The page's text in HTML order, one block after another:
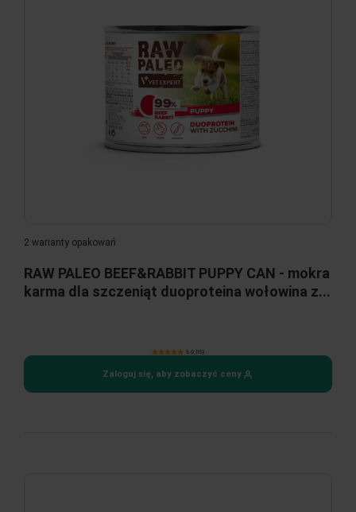
2 warianty opakowań
RAW PALEO BEEF&RABBIT PUPPY CAN - mokra
karma dla szczeniąt duoproteina wołowina z...
5.0 (15)
Zaloguj się, aby zobaczyć ceny